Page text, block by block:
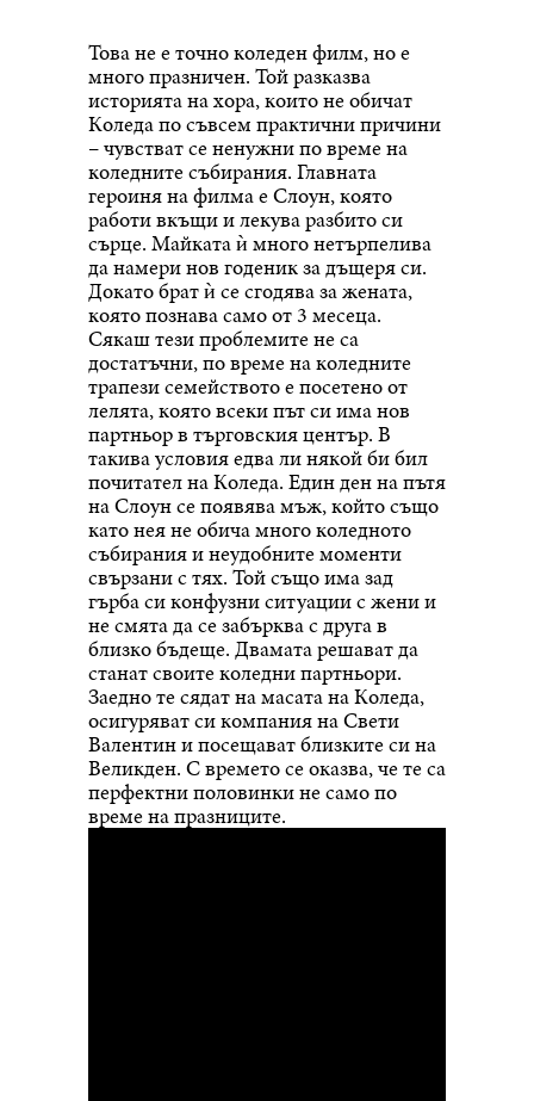
Това не е точно коледен филм, но е
много празничен. Той разказва
историята на хора, които не обичат
Коледа по съвсем практични причини
– чувстват се ненужни по време на
коледните събирания. Главната
героиня на филма е Слоун, която
работи вкъщи и лекува разбито си
сърце. Майката ѝ много нетърпелива
да намери нов годеник за дъщеря си.
Докато брат ѝ се сгодява за жената,
която познава само от 3 месеца.
Сякаш тези проблемите не са
достатъчни, по време на коледните
трапези семейството е посетено от
лелята, която всеки път си има нов
партньор в търговския център. В
такива условия едва ли някой би бил
почитател на Коледа. Един ден на пътя
на Слоун се появява мъж, който също
като нея не обича много коледното
събирания и неудобните моменти
свързани с тях. Той също има зад
гърба си конфузни ситуации с жени и
не смята да се забърква с друга в
близко бъдеще. Двамата решават да
станат своите коледни партньори.
Заедно те сядат на масата на Коледа,
осигуряват си компания на Свети
Валентин и посещават близките си на
Великден. С времето се оказва, че те са
перфектни половинки не само по
време на празниците.